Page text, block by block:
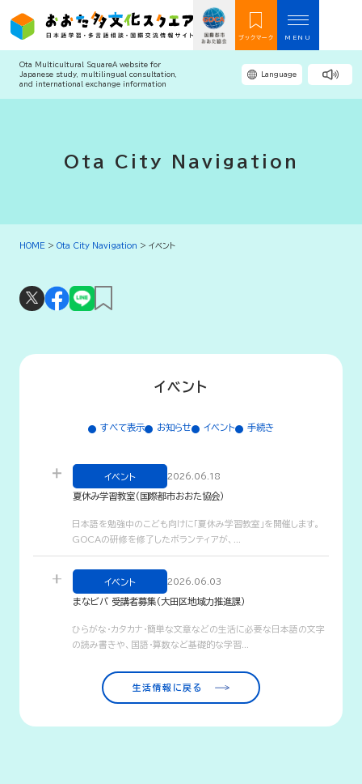
ブックマーク MENU
Ota Multicultural SquareA website for
Japanese study, multilingual consultation,
and international exchange information
Language
Ota City Navigation
HOME > Ota City Navigation > イベント
イベント
すべて表示 お知らせ イベント 手続き
イベント 2026.06.18
夏休み学習教室（国際都市おおた協会）
しましょう！
日程：2026年8月5日（水）、6日（木）、7日（金）13：30～
場所：おおた国際交流センター（Minto Ota) 大田区蒲田4-
16-8 2F
生 20人（先着順）
参加費：無料
日本語を勉強中のこども向けに「夏休み学習教室」を開催します。
GOCAの研修を修了したボランティアが、...
イベント 2026.06.03
まなビバ 受講者募集（大田区地域力推進課）
文字の読み書きや、国語・算数など基礎的な学習を行う大人の
いつ：2026年5月10日（日）～2027年3月7日（日）
全24回・いずれも日曜日 2:00pm～4:00pm
ひらがな・カタカナ・簡単な文章などの生活に必要な日本語の文字
の読み書きや、国語・算数など基礎的な学習...
生活情報に戻る